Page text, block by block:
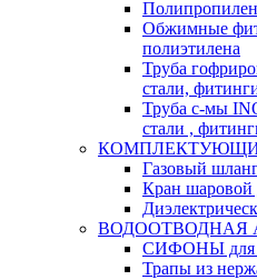
Обжимные
полиэтилена
Труба
стали,
Труба с-мы
стали ,
Газовый
Кран шаровой
ВОДООТВОДНАЯ
СИФОНЫ для
Трапы из